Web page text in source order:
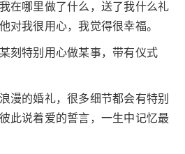
在哪里做了什么，送了我什么礼
对我很用心，我觉得很幸福。
刻特别用心做某事，带有仪式
漫的婚礼，很多细节都会有特别
此说着爱的誓言，一生中记忆最